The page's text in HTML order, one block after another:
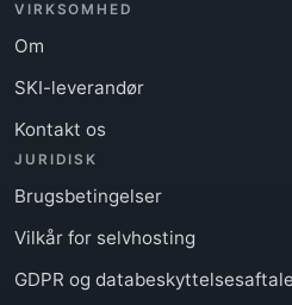
VIRKSOMHED
Om
SKI-leverandør
Kontakt os
JURIDISK
Brugsbetingelser
Vilkår for selvhosting
GDPR og databeskyttelsesaftale